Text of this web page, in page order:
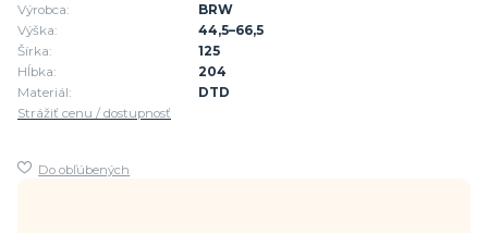
Výrobca:
BRW
Výška:
44,5–66,5
Šírka:
125
Hĺbka:
204
Materiál:
DTD
Strážiť cenu / dostupnosť
Do obľúbených